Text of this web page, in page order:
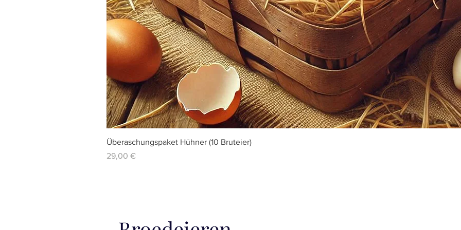
Überaschungspaket Hühner (10 Bruteier)
Preis
29,00 €